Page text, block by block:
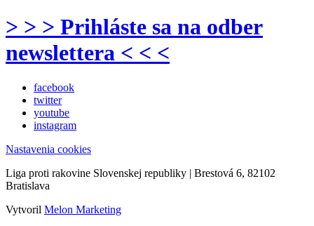
> > > Prihláste sa na odber
newslettera < < <
facebook
twitter
youtube
instagram
Nastavenia cookies
Liga proti rakovine Slovenskej republiky | Brestová 6, 82102
Bratislava
Vytvoril Melon Marketing